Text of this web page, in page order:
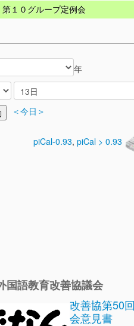
第１０グループ定例会
年
＜今日＞
piCal-0.93, piCal > 0.93
国語教育改善協議会
改善協第50
会意見書